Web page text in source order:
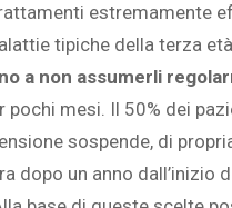
estremamente
tipiche della terza
a non assumerli
pochi mesi. Il 50% dei
sospende, di
dopo un anno dall’inizio